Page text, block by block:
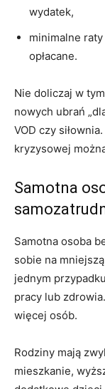
wydatek,
minimalne
opłacane.
Nie doliczaj w
nowych ubrań
VOD czy
kryzysowej
Samotna
Samotna osoba
sobie na
jednym
pracy lub
więcej osób.
Rodziny mają
mieszkanie,